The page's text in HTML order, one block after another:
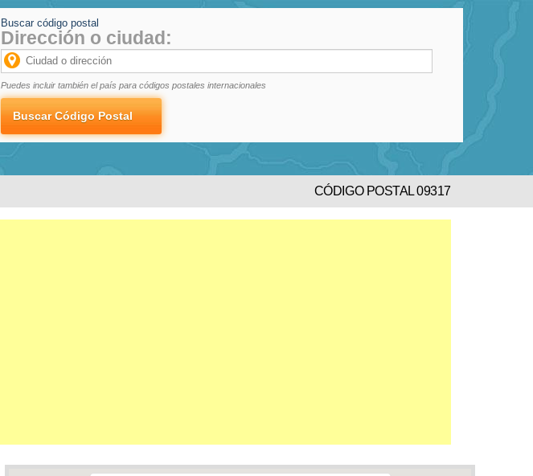
Buscar código postal
Dirección o ciudad:
Puedes incluir también el país para códigos postales internacionales
CÓDIGO POSTAL 09317